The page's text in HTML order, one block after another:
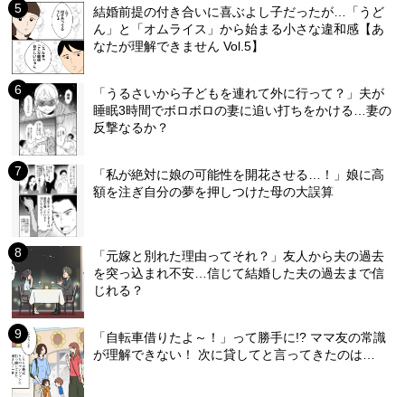
結婚前提の付き合いに喜ぶよし子だったが…「うど
ん」と「オムライス」から始まる小さな違和感【あ
なたが理解できません Vol.5】
「うるさいから子どもを連れて外に行って？」夫が
睡眠3時間でボロボロの妻に追い打ちをかける…妻の
反撃なるか？
「私が絶対に娘の可能性を開花させる…！」娘に高
額を注ぎ自分の夢を押しつけた母の大誤算
「元嫁と別れた理由ってそれ？」友人から夫の過去
を突っ込まれ不安…信じて結婚した夫の過去まで信
じれる？
「自転車借りたよ～！」って勝手に!? ママ友の常識
が理解できない！ 次に貸してと言ってきたのは…